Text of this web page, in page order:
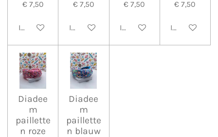
€ 7,50
In winkelwagen
€ 7,50
In winkelwagen
€ 7,50
In winkelwagen
€ 7,50
In
Diadee
m
paillette
n roze
Diadee
m
paillette
n blauw